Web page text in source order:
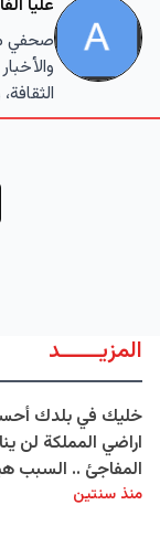
عليا
صحفي
المزيــــــد
خليك في بلدك
اراضي المملكة لن
المفاجئ .. السبب
منذ سنتين